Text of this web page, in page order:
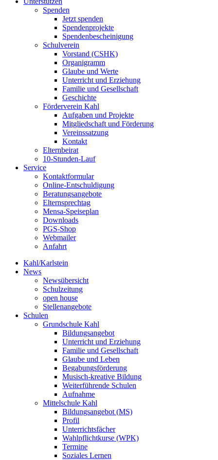
Spenden
Jetzt spenden
Spendenprojekte
Spendenbescheinigung
Schulverein
Vorstand (CSHK)
Organigramm
Glaube und Werte
Unterricht und Erziehung
Familie und Gesellschaft
Geschichte
Förderverein Kahl
Aufgaben und Projekte
Mitgliedschaft und Förderung
Vereinssatzung
Kontakt
Elternbeirat
10-Stunden-Lauf
Service
Kontaktformular
Online-Entschuldigung
Beratungsangebote
Elternsprechtag
Mensa-Speiseplan
Downloads
PGS-Shop
Webmailer
Anfahrt
Kahl/Karlstein
News
Newsübersicht
Schulzeitung
open house
Stellenangebote
Schulen
Grundschule Kahl
Bildungsangebot
Unterricht und Erziehung
Familie und Gesellschaft
Glaube und Leben
Begabungsförderung
Musisch-kreative Bildung
Weiterführende Schulen
Aufnahme
Mittelschule Kahl
Bildungsangebot (MS)
Profil
Unterrichtsfächer
Wahlpflichtkurse (WPK)
Termine
Soziales Lernen